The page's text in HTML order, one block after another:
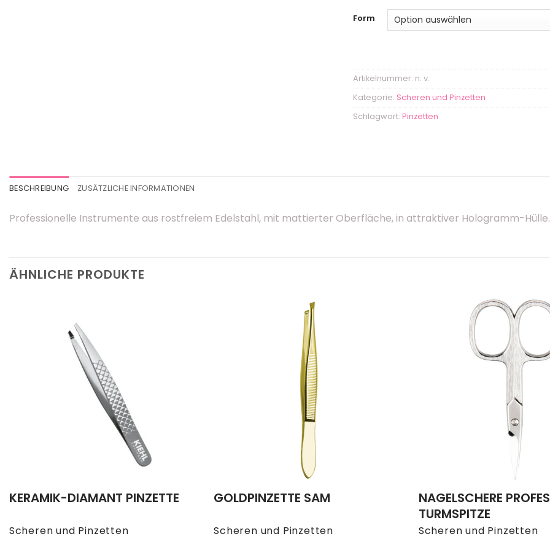
Form
Artikelnummer: n. v.
Kategorie: Scheren und Pinzetten
Schlagwort: Pinzetten
BESCHREIBUNG ZUSÄTZLICHE INFORMATIONEN
Professionelle Instrumente aus rostfreiem Edelstahl, mit mattierter Oberfläche, in attraktiver Hologramm-
ÄHNLICHE PRODUKTE
Scheren und Pinzetten
KERAMIK-DIAMANT PINZETTE
Scheren und Pinzetten
GOLDPINZETTE SAM
Scheren und Pinzetten
NAGELSCHERE
TURMSPITZE